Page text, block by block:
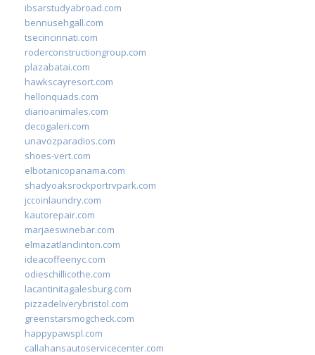
ibsarstudyabroad.com
bennusehgall.com
tsecincinnati.com
roderconstructiongroup.com
plazabatai.com
hawkscayresort.com
hellonquads.com
diarioanimales.com
decogaleri.com
unavozparadios.com
shoes-vert.com
elbotanicopanama.com
shadyoaksrockportrvpark.com
jccoinlaundry.com
kautorepair.com
marjaeswinebar.com
elmazatlanclinton.com
ideacoffeenyc.com
odieschillicothe.com
lacantinitagalesburg.com
pizzadeliverybristol.com
greenstarsmogcheck.com
happypawspl.com
callahansautoservicecenter.com